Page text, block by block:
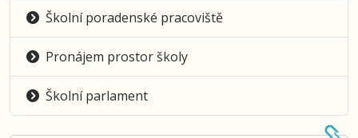
Školní poradenské pracoviště
Pronájem prostor školy
Školní parlament